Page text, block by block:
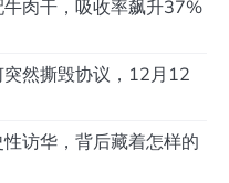
肉干，吸收率飙升37%
然撕毁协议，12月12
访华，背后藏着怎样的